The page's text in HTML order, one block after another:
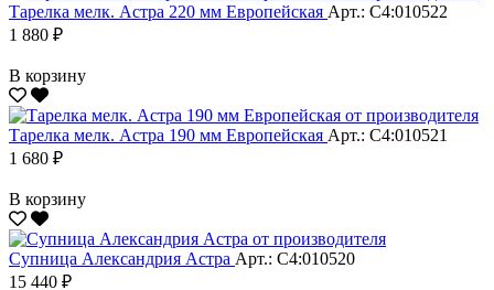
Тарелка мелк. Астра 220 мм Европейская Арт.: С4:010522
1 880 ₽
В корзину
Тарелка мелк. Астра 190 мм Европейская Арт.: С4:010521
1 680 ₽
В корзину
Супница Александрия Астра Арт.: С4:010520
15 440 ₽